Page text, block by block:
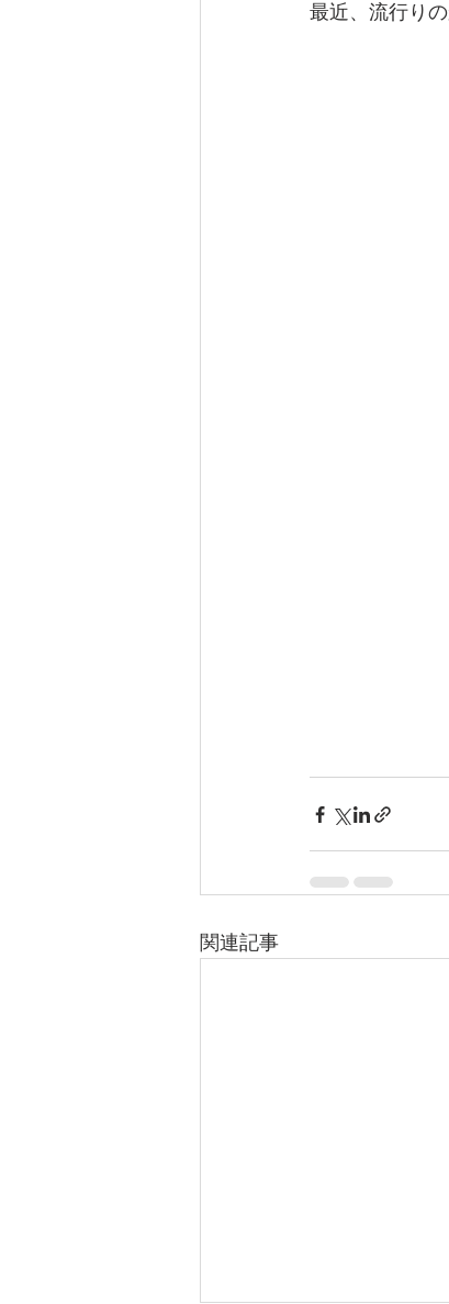
最近、流行り
関連記事